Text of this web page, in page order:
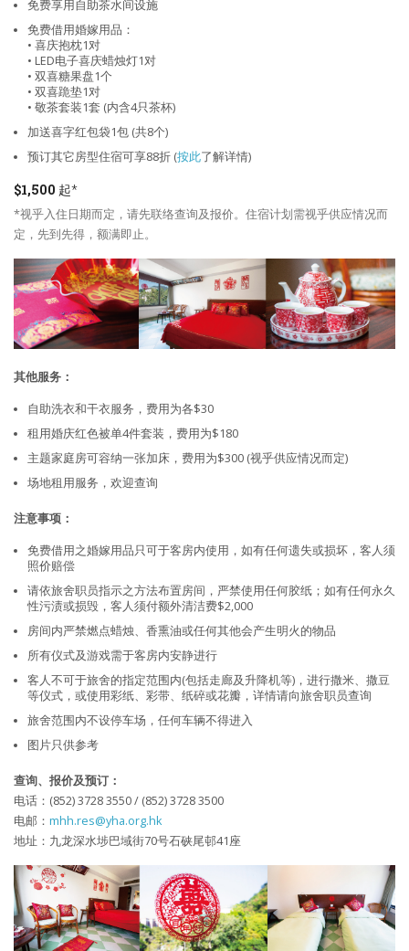
免费享用自助茶水间设施
免费借用婚嫁用品：
• 喜庆抱枕1对
• LED电子喜庆蜡烛灯1对
• 双喜糖果盘1个
• 双喜跪垫1对
• 敬茶套装1套 (内含4只茶杯)
加送喜字红包袋1包 (共8个)
预订其它房型住宿可享88折 (按此了解详情)
$1,500 起*
*视乎入住日期而定，请先联络查询及报价。住宿计划需视乎供应情况而
定，先到先得，额满即止。
其他服务：
自助洗衣和干衣服务，费用为各$30
租用婚庆红色被单4件套装，费用为$180
主题家庭房可容纳一张加床，费用为$300 (视乎供应情况而定)
场地租用服务，欢迎查询
注意事项：
免费借用之婚嫁用品只可于客房内使用，如有任何遗失或损坏，客人须
照价赔偿
请依旅舍职员指示之方法布置房间，严禁使用任何胶纸；如有任何永久
性污渍或损毁，客人须付额外清洁费$2,000
房间内严禁燃点蜡烛、香熏油或任何其他会产生明火的物品
所有仪式及游戏需于客房内安静进行
客人不可于旅舍的指定范围内(包括走廊及升降机等)，进行撒米、撒豆
等仪式，或使用彩纸、彩带、纸碎或花瓣，详情请向旅舍职员查询
旅舍范围内不设停车场，任何车辆不得进入
图片只供参考
查询、报价及预订：
电话：(852) 3728 3550 / (852) 3728 3500
电邮： mhh.res@yha.org.hk
地址：九龙深水埗巴域街70号石硖尾邨41座